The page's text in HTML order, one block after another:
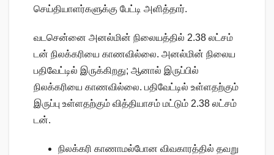
செய்தியாளர்களுக்கு பேட்டி அளித்தார்.
வடசென்னை அனல்மின் நிலையத்தில் 2.38 லட்சம்
டன் நிலக்கரியை காணவில்லை. அனல்மின் நிலைய
பதிவேட்டில் இருக்கிறது; ஆனால் இருப்பில்
நிலக்கரியை காணவில்லை. பதிவேட்டில் உள்ளதற்கும்
இருப்பு உள்ளதற்கும் வித்தியாசம் மட்டும் 2.38 லட்சம்
டன்.
நிலக்கரி காணாமல்போன விவகாரத்தில் தவறு